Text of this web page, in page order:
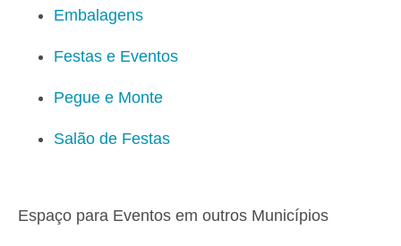
Embalagens
Festas e Eventos
Pegue e Monte
Salão de Festas
Espaço para Eventos em outros Municípios